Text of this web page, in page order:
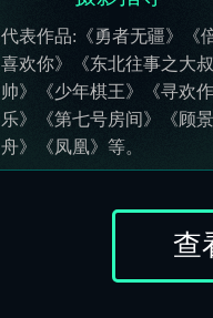
代表作品:《勇者无疆》《
喜欢你》《东北往事之大
帅》《少年棋王》《寻欢作
乐》《第七号房间》《顾景
舟》《凤凰》等。
查